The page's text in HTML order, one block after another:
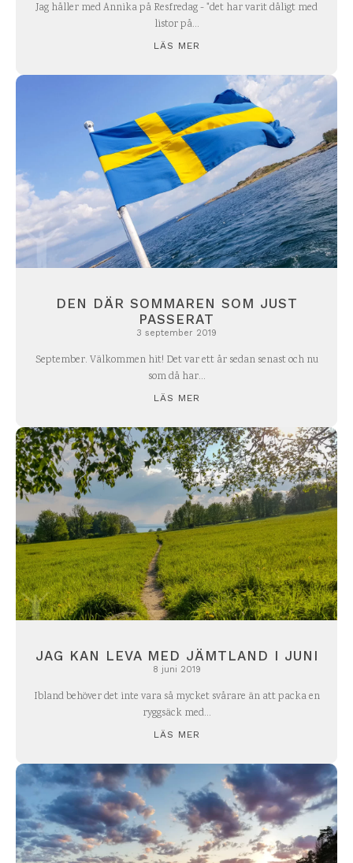
Jag håller med Annika på Resfredag - "det har varit dåligt med
listor på...
LÄS MER
DEN DÄR SOMMAREN SOM JUST
PASSERAT
3 september 2019
September. Välkommen hit! Det var ett år sedan senast och nu
som då har...
LÄS MER
JAG KAN LEVA MED JÄMTLAND I JUNI
8 juni 2019
Ibland behöver det inte vara så mycket svårare än att packa en
ryggsäck med...
LÄS MER